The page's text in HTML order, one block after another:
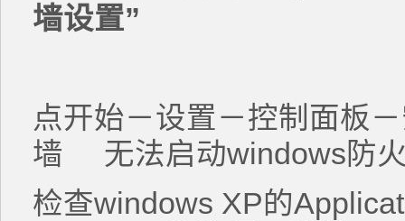
墙设置”
点开始－设置－控制面板
墙 无法启动windows防
检查windows XP的